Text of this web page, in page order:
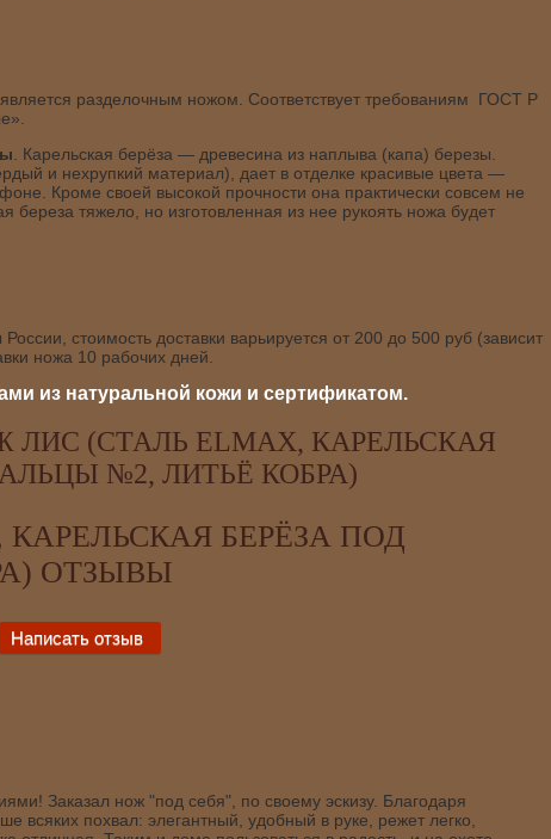
разделочным ножом. Соответствует требованиям ГОСТ Р
. Карельская берёза — древесина из наплыва (капа) березы.
и нехрупкий материал), дает в отделке красивые цвета —
Кроме своей высокой прочности она практически совсем не
береза тяжело, но изготовленная из нее рукоять ножа будет
стоимость доставки варьируется от 200 до 500 руб (зависит
ножа 10 рабочих дней.
из натуральной кожи и сертификатом.
(СТАЛЬ ELMAX, КАРЕЛЬСКАЯ
№2, ЛИТЬЁ КОБРА)
БЕРЁЗА ПОД
ОТЗЫВЫ
Заказал нож "под себя", по своему эскизу. Благодаря
всяких похвал: элегантный, удобный в руке, режет легко,